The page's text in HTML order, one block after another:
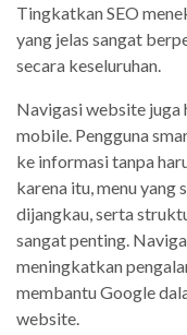
Tingkatkan SEO
yang jelas sangat
secara keseluruhan.
Navigasi website
mobile. Pengguna
ke informasi tanpa
karena itu, menu yang
dijangkau, serta
sangat penting.
meningkatkan
membantu Google
website.